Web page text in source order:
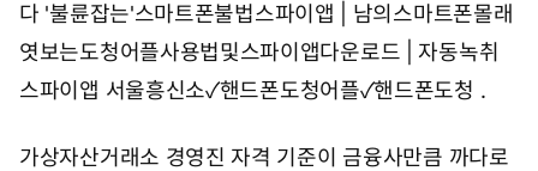
다 '불륜잡는'스마트폰불법스파이앱 | 남의스마트폰몰래
엿보는도청어플사용법및스파이앱다운로드 | 자동녹취
스파이앱 서울흥신소✓핸드폰도청어플✓핸드폰도청 .
가상자산거래소 경영진 자격 기준이 금융사만큼 까다로